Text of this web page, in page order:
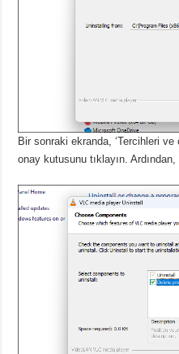
Bir sonraki ekranda, ‘Tercihleri
onay kutusunu tıklayın.Ardından,